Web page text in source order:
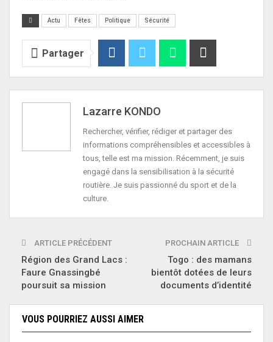
Actu Fêtes Politique Sécurité
Partager
Lazarre KONDO
Rechercher, vérifier, rédiger et partager des
informations compréhensibles et accessibles à
tous, telle est ma mission. Récemment, je suis
engagé dans la sensibilisation à la sécurité
routière. Je suis passionné du sport et de la
culture.
ARTICLE PRÉCÉDENT
Région des Grand Lacs :
Faure Gnassingbé
poursuit sa mission
PROCHAIN ARTICLE
Togo : des mamans
bientôt dotées de leurs
documents d’identité
VOUS POURRIEZ AUSSI AIMER